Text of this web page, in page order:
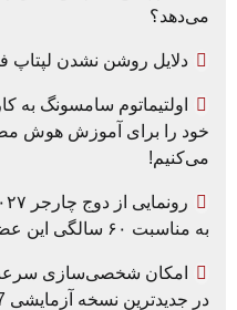
می‌دهد؟
دلایل روشن نشدن لپتاپ
اولتیماتوم سامسونگ به
خود را برای آموزش هوش
می‌کنیم!
به مناسبت ۶۰ سالگی این عضله‌ساز آمریکایی
امکان شخصی‌سازی
در جدیدترین نسخه آزمایشی iOS 27 فراهم شد